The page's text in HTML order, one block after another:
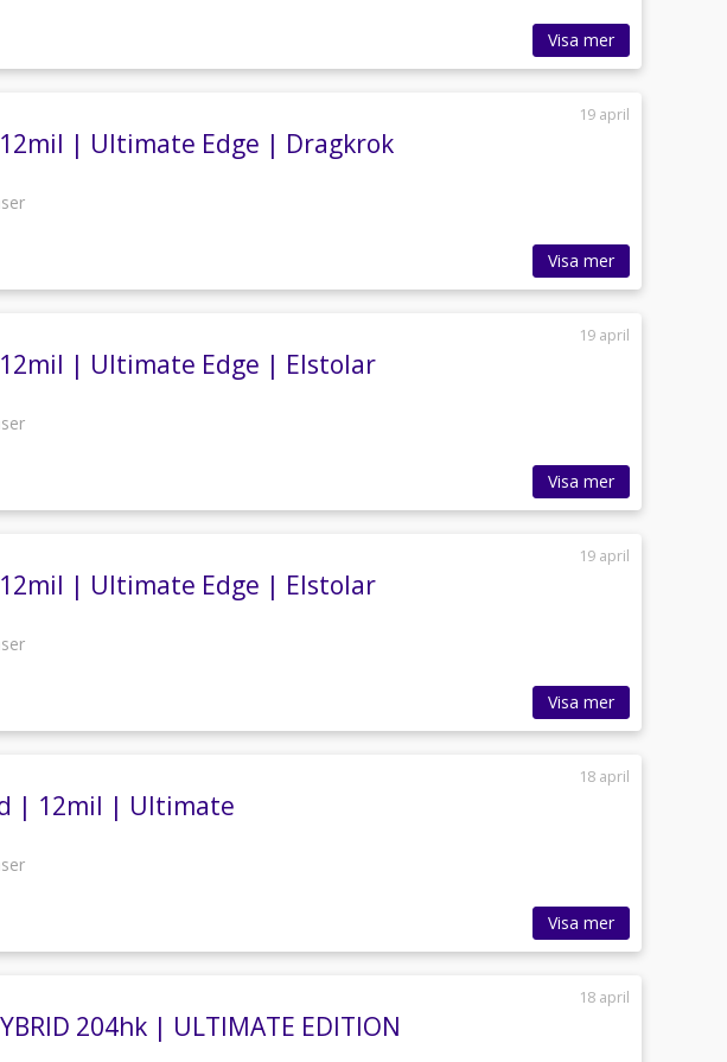
Visa mer
19 april
| Ultimate Edge | Dragkrok
Visa mer
19 april
| Ultimate Edge | Elstolar
Visa mer
19 april
| Ultimate Edge | Elstolar
Visa mer
18 april
| 12mil | Ultimate
Visa mer
18 april
204hk | ULTIMATE EDITION